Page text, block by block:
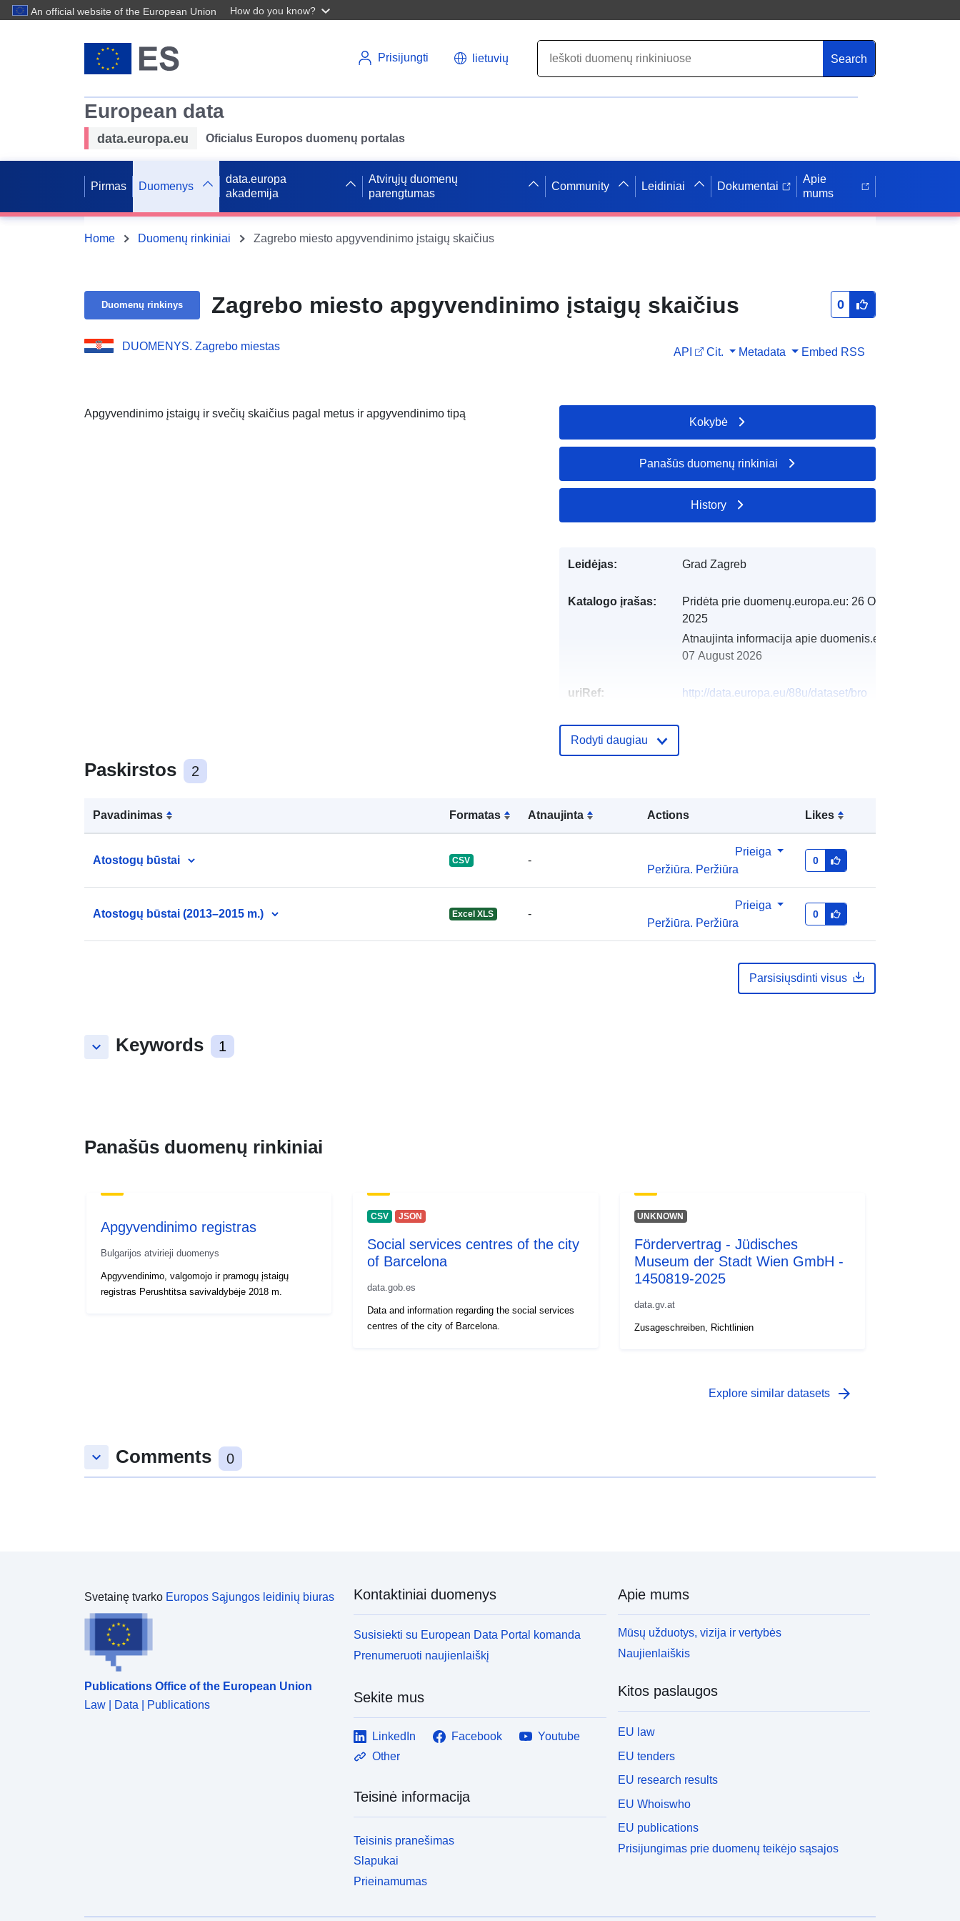
An official website of the European Union How do you know?
Prisijungti lietuvių Search
European data
data.europa.eu Oficialus Europos duomenų portalas
Pirmas Duomenys
data.europa
akademija
Atvirųjų duomenų
parengtumas
Community Leidiniai Dokumentai
Apie
mums
Home Duomenų rinkiniai Zagrebo miesto apgyvendinimo įstaigų skaičius
Duomenų rinkinys Zagrebo miesto apgyvendinimo įstaigų skaičius 0
DUOMENYS. Zagrebo miestas API Cit. Metadata Embed RSS
Apgyvendinimo įstaigų ir svečių skaičius pagal metus ir apgyvendinimo tipą
Paskirstos 2
Pavadinimas Formatas Atnaujinta Actions Likes
Atostogų būstai CSV -
Prieiga
Peržiūra. Peržiūra
0
Atostogų būstai (2013–2015 m.) Excel XLS -
Prieiga
Peržiūra. Peržiūra
0
Parsisiųsdinti visus
keyboard_arrow_down Keywords 1
Kokybė
Panašūs duomenų rinkiniai
History
Leidėjas: Grad Zagreb
Katalogo įrašas: Pridėta prie duomenų.europa.eu: 26 October
2025
Atnaujinta informacija apie duomenis.europa.eu:
07 August 2026
uriRef:
http://data.europa.eu/88u/dataset/bro
Rodyti daugiau
Panašūs duomenų rinkiniai
Apgyvendinimo registras
Bulgarijos atvirieji duomenys
Apgyvendinimo, valgomojo ir pramogų įstaigų
registras Perushtitsa savivaldybėje 2018 m.
CSV JSON
Social services centres of the city
of Barcelona
data.gob.es
Data and information regarding the social services
centres of the city of Barcelona.
UNKNOWN
Fördervertrag - Jüdisches
Museum der Stadt Wien GmbH -
1450819-2025
data.gv.at
Zusageschreiben, Richtlinien
Explore similar datasets arrow_forward
keyboard_arrow_down Comments 0
Svetainę tvarko Europos Sąjungos leidinių biuras
Publications Office of the European Union
Law | Data | Publications
Kontaktiniai duomenys
Susisiekti su European Data Portal komanda
Prenumeruoti naujienlaiškį
Sekite mus
LinkedIn Facebook
Youtube
Other
Teisinė informacija
Teisinis pranešimas
Slapukai
Prieinamumas
Apie mums
Mūsų užduotys, vizija ir vertybės
Naujienlaiškis
Kitos paslaugos
EU law
EU tenders
EU research results
EU Whoiswho
EU publications
Prisijungimas prie duomenų teikėjo sąsajos